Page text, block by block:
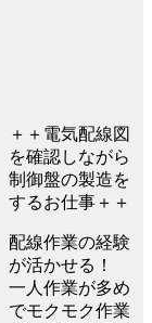
＋＋電気配線図
を確認しながら
制御盤の製造を
するお仕事＋＋
配線作業の経験
が活かせる！
一人作業が多め
でモクモク作業